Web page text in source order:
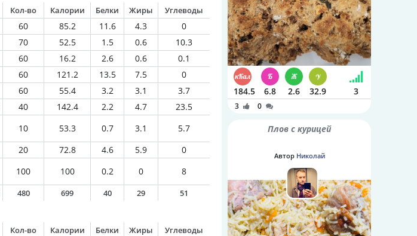
Кол-во Калории Белки Жиры Углеводы
60 85.2 11.6 4.3
0
70 52.5 1.5 0.6
10.3
60 16.2 2.6 0.6
0.1
60 121.2 13.5 7.5
0
60 55.4 3.2 3.1
3.7
40 142.4 2.2 4.7
23.5
10 53.3 0.7 3.1
5.7
20 72.8 4.6 5.9
0
100 100 0.2 0
8
480 699 40 29 51
Кол-во Калории Белки Жиры Углеводы
184.5 6.8 2.6 32.9 3
3 0
Плов с курицей
Автор Николай